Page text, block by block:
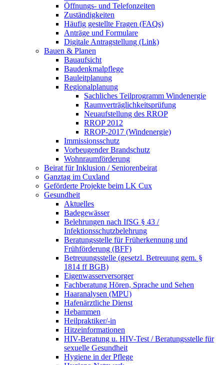
Öffnungs- und Telefonzeiten
Zuständigkeiten
Häufig gestellte Fragen (FAQs)
Anträge und Formulare
Digitale Antragstellung (Link)
Bauen & Planen
Bauaufsicht
Baudenkmalpflege
Bauleitplanung
Regionalplanung
Sachliches Teilprogramm Windenergie
Raumverträglichkeitsprüfung
Neuaufstellung des RROP
RROP 2012
RROP-2017 (Windenergie)
Immissionsschutz
Vorbeugender Brandschutz
Wohnraumförderung
Beirat für Inklusion / Seniorenbeirat
Ganztag im Cuxland
Geförderte Projekte beim LK Cux
Gesundheit
Aktuelles
Badegewässer
Belehrungen nach IfSG § 43 /
Infektionsschutzbelehrung
Beratungsstelle für Früherkennung und
Frühförderung (BFF)
Betreuungsstelle (gesetzl. Betreuung gem. §
1814 ff BGB)
Eigenwasserversorger
Fachberatung Hören, Sprache und Sehen
Haaranalysen (MPU)
Hafenärztliche Dienst
Hebammen
Heilpraktiker/-in
Hitzeinformationen
HIV-Beratung u. HIV-Test / Beratungsstelle für
sexuelle Gesundheit
Hygiene in der Pflege